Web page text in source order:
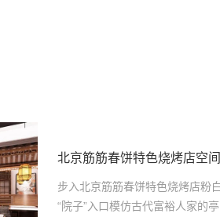
北京筋筋春饼特色烧烤店空
步入北京筋筋春饼特色烧烤店粉
“院子”入口模仿古代富裕人家的